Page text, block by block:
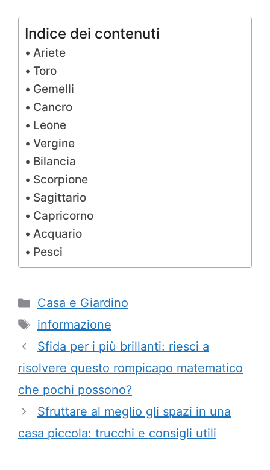
Indice dei contenuti
Ariete
Toro
Gemelli
Cancro
Leone
Vergine
Bilancia
Scorpione
Sagittario
Capricorno
Acquario
Pesci
Categorie
Casa e Giardino
Tag
informazione
Sfida per i più brillanti: riesci a
risolvere questo rompicapo matematico
che pochi possono?
Sfruttare al meglio gli spazi in una
casa piccola: trucchi e consigli utili